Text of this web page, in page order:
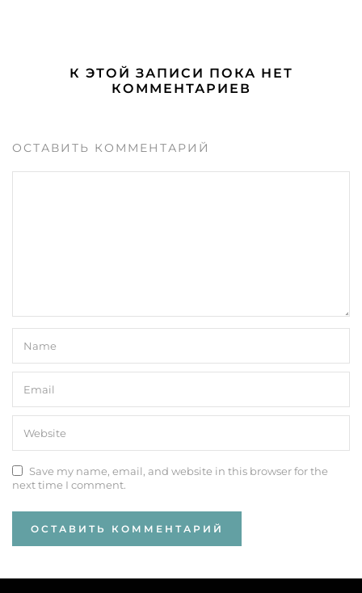
К ЭТОЙ ЗАПИСИ ПОКА НЕТ
КОММЕНТАРИЕВ
ОСТАВИТЬ КОММЕНТАРИЙ
Save my name, email, and website in this browser for the
next time I comment.